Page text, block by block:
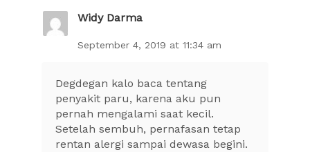
Widy Darma
September 4, 2019 at 11:34 am
Degdegan kalo baca tentang
penyakit paru, karena aku pun
pernah mengalami saat kecil.
Setelah sembuh, pernafasan tetap
rentan alergi sampai dewasa begini.